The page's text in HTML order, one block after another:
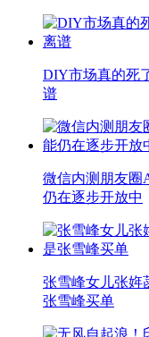
DIY市场真的死
谱
微信内测朋友圈
仍在逐步开放中
张雪峰女儿张姩
张雪峰买单